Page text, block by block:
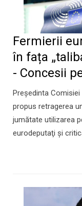
Fermierii
în fața
- Concesii
Preşedinta Comisiei
propus retragerea
jumătate utilizarea
eurodeputaţi şi